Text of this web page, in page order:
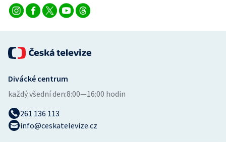
Volejbal
Ostatní
Divácké centrum
každý všední den:8:00—16:00 hodin
261 136 113
info@ceskatelevize.cz